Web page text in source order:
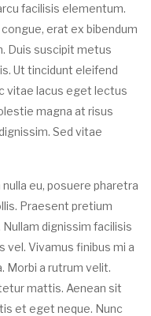
facilisis elementum.
erat ex bibendum
Duis suscipit metus
Ut tincidunt eleifend
vitae lacus eget lectus
magna at risus
Sed vitae
eu, posuere pharetra
Praesent pretium
dignissim facilisis
vel. Vivamus finibus mi a
Morbi a rutrum velit.
mattis. Aenean sit
et eget neque. Nunc